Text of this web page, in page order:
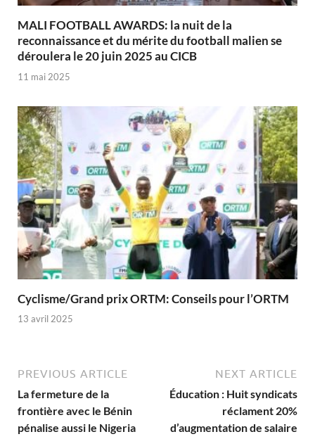
MALI FOOTBALL AWARDS: la nuit de la
reconnaissance et du mérite du football malien se
déroulera le 20 juin 2025 au CICB
11 mai 2025
Cyclisme/Grand prix ORTM: Conseils pour l’ORTM
13 avril 2025
PREVIOUS ARTICLE
La fermeture de la
frontière avec le Bénin
pénalise aussi le Nigeria
NEXT ARTICLE
Éducation : Huit syndicats
réclament 20%
d’augmentation de salaire